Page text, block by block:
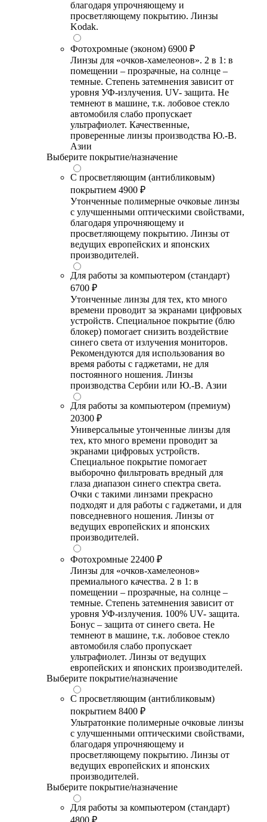
благодаря упрочняющему и
просветляющему покрытию. Линзы
Kodak.
Фотохромные (эконом) 6900 ₽
Линзы для «очков-хамелеонов». 2 в 1: в
помещении – прозрачные, на солнце –
темные. Степень затемнения зависит от
уровня УФ-излучения. UV- защита. Не
темнеют в машине, т.к. лобовое стекло
автомобиля слабо пропускает
ультрафиолет. Качественные,
проверенные линзы производства Ю.-В.
Азии
Выберите покрытие/назначение
С просветляющим (антибликовым)
покрытием 4900 ₽
Утонченные полимерные очковые линзы
с улучшенными оптическими свойствами,
благодаря упрочняющему и
просветляющему покрытию. Линзы от
ведущих европейских и японских
производителей.
Для работы за компьютером (стандарт)
6700 ₽
Утонченные линзы для тех, кто много
времени проводит за экранами цифровых
устройств. Специальное покрытие (блю
блокер) помогает снизить воздействие
синего света от излучения мониторов.
Рекомендуются для использования во
время работы с гаджетами, не для
постоянного ношения. Линзы
производства Сербии или Ю.-В. Азии
Для работы за компьютером (премиум)
20300 ₽
Универсальные утонченные линзы для
тех, кто много времени проводит за
экранами цифровых устройств.
Специальное покрытие помогает
выборочно фильтровать вредный для
глаза диапазон синего спектра света.
Очки с такими линзами прекрасно
подходят и для работы с гаджетами, и для
повседневного ношения. Линзы от
ведущих европейских и японских
производителей.
Фотохромные 22400 ₽
Линзы для «очков-хамелеонов»
премиального качества. 2 в 1: в
помещении – прозрачные, на солнце –
темные. Степень затемнения зависит от
уровня УФ-излучения. 100% UV- защита.
Бонус – защита от синего света. Не
темнеют в машине, т.к. лобовое стекло
автомобиля слабо пропускает
ультрафиолет. Линзы от ведущих
европейских и японских производителей.
Выберите покрытие/назначение
С просветляющим (антибликовым)
покрытием 8400 ₽
Ультратонкие полимерные очковые линзы
с улучшенными оптическими свойствами,
благодаря упрочняющему и
просветляющему покрытию. Линзы от
ведущих европейских и японских
производителей.
Выберите покрытие/назначение
Для работы за компьютером (стандарт)
4800 ₽